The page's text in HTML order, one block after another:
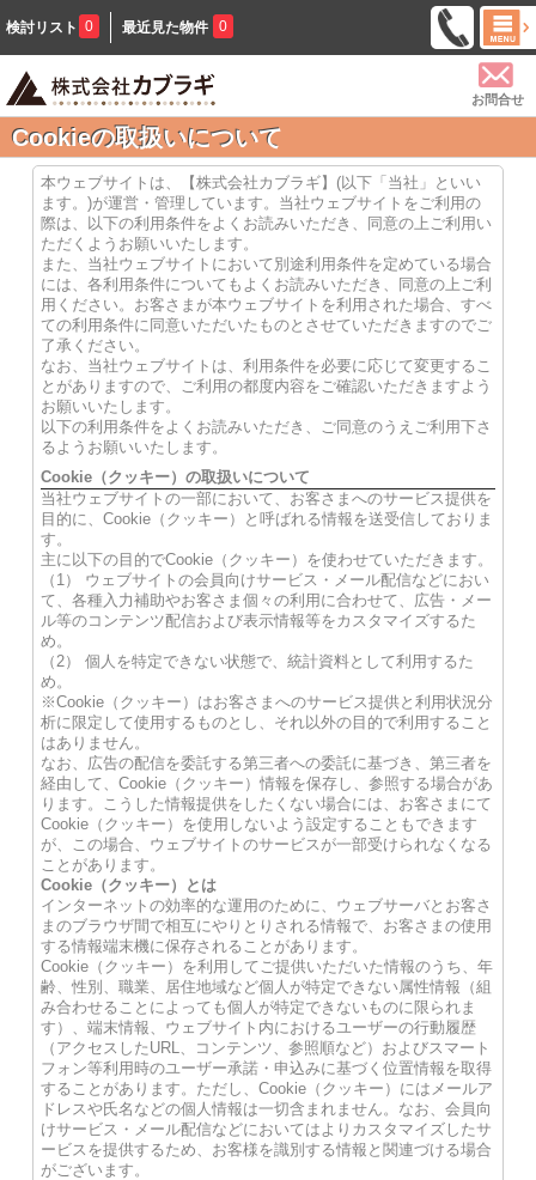
検討リスト 0 最近見た物件 0
お問合せ
Cookieの取扱いについて
本ウェブサイトは、【株式会社カブラギ】(以下「当社」といい
ます。)が運営・管理しています。当社ウェブサイトをご利用の
際は、以下の利用条件をよくお読みいただき、同意の上ご利用い
ただくようお願いいたします。
また、当社ウェブサイトにおいて別途利用条件を定めている場合
には、各利用条件についてもよくお読みいただき、同意の上ご利
用ください。お客さまが本ウェブサイトを利用された場合、すべ
ての利用条件に同意いただいたものとさせていただきますのでご
了承ください。
なお、当社ウェブサイトは、利用条件を必要に応じて変更するこ
とがありますので、ご利用の都度内容をご確認いただきますよう
お願いいたします。
以下の利用条件をよくお読みいただき、ご同意のうえご利用下さ
るようお願いいたします。
Cookie（クッキー）の取扱いについて
当社ウェブサイトの一部において、お客さまへのサービス提供を
目的に、Cookie（クッキー）と呼ばれる情報を送受信しておりま
す。
主に以下の目的でCookie（クッキー）を使わせていただきます。
（1） ウェブサイトの会員向けサービス・メール配信などにおい
て、各種入力補助やお客さま個々の利用に合わせて、広告・メー
ル等のコンテンツ配信および表示情報等をカスタマイズするた
め。
（2） 個人を特定できない状態で、統計資料として利用するた
め。
※Cookie（クッキー）はお客さまへのサービス提供と利用状況分
析に限定して使用するものとし、それ以外の目的で利用すること
はありません。
なお、広告の配信を委託する第三者への委託に基づき、第三者を
経由して、Cookie（クッキー）情報を保存し、参照する場合があ
ります。こうした情報提供をしたくない場合には、お客さまにて
Cookie（クッキー）を使用しないよう設定することもできます
が、この場合、ウェブサイトのサービスが一部受けられなくなる
ことがあります。
Cookie（クッキー）とは
インターネットの効率的な運用のために、ウェブサーバとお客さ
まのブラウザ間で相互にやりとりされる情報で、お客さまの使用
する情報端末機に保存されることがあります。
Cookie（クッキー）を利用してご提供いただいた情報のうち、年
齢、性別、職業、居住地域など個人が特定できない属性情報（組
み合わせることによっても個人が特定できないものに限られま
す）、端末情報、ウェブサイト内におけるユーザーの行動履歴
（アクセスしたURL、コンテンツ、参照順など）およびスマート
フォン等利用時のユーザー承諾・申込みに基づく位置情報を取得
することがあります。ただし、Cookie（クッキー）にはメールア
ドレスや氏名などの個人情報は一切含まれません。なお、会員向
けサービス・メール配信などにおいてはよりカスタマイズしたサ
ービスを提供するため、お客様を識別する情報と関連づける場合
がございます。